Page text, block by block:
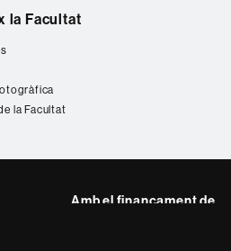
la Facultat
la Facultat
Amb el finançament de